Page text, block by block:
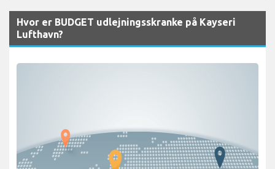
Hvor er BUDGET udlejningsskranke på Kayseri
Lufthavn?